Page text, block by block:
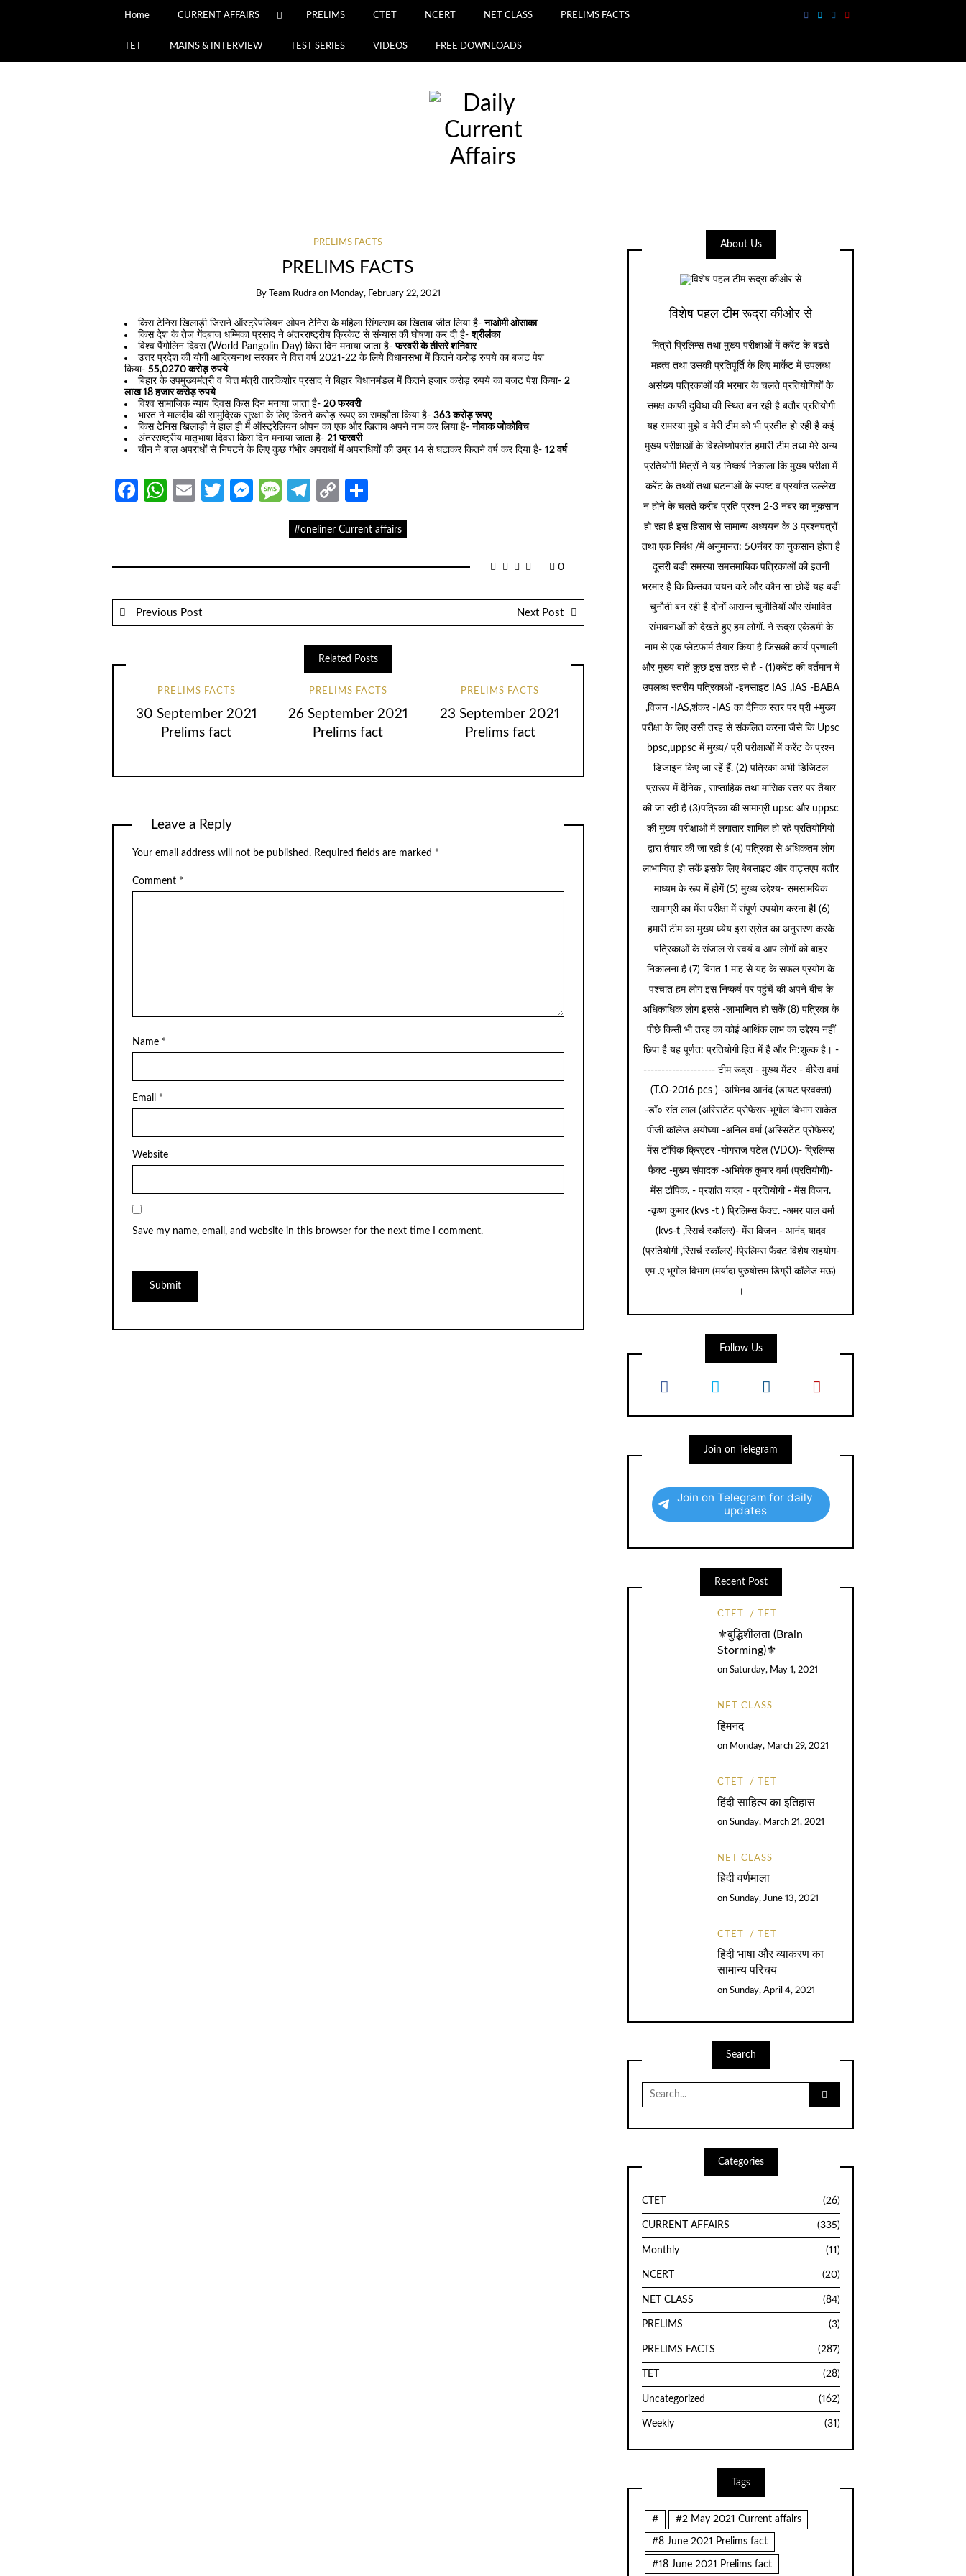
Home CURRENT AFFAIRS PRELIMS CTET NCERT NET CLASS PRELIMS FACTS
TET MAINS & INTERVIEW TEST SERIES VIDEOS FREE DOWNLOADS
PRELIMS FACTS
PRELIMS FACTS
By Team Rudra on Monday, February 22, 2021
किस टेनिस खिलाड़ी जिसने ऑस्ट्रेपलियन ओपन टेनिस के महिला सिंगल्सम का खिताब जीत लिया है-नाओमी ओसाका
किस देश के तेज गेंदबाज धम्मिका प्रसाद ने अंतरराष्ट्रीय क्रिकेट से संन्यास की घोषणा कर दी है-श्रीलंका
विश्व पैंगोलिन दिवस (World Pangolin Day) किस दिन मनाया जाता है-फरवरी के तीसरे शनिवार
उत्तर प्रदेश की योगी आदित्यनाथ सरकार ने वित्त वर्ष 2021-22 के लिये विधानसभा में कितने करोड़ रुपये का बजट पेश
किया-55,0270 करोड़ रुपये
बिहार के उपमुख्यमंत्री व वित्त मंत्री तारकिशोर प्रसाद ने बिहार विधानमंडल में कितने हजार करोड़ रुपये का बजट पेश किया-2
लाख 18 हजार करोड़ रुपये
विश्व सामाजिक न्याय दिवस किस दिन मनाया जाता है-20 फरवरी
भारत ने मालदीव की सामुद्रिक सुरक्षा के लिए कितने करोड़ रूपए का समझौता किया है-363 करोड़ रूपए
किस टेनिस खिलाड़ी ने हाल ही में ऑस्ट्रेलियन ओपन का एक और खिताब अपने नाम कर लिया है-नोवाक जोकोविच
अंतरराष्ट्रीय मातृभाषा दिवस किस दिन मनाया जाता है-21 फरवरी
चीन ने बाल अपराधों से निपटने के लिए कुछ गंभीर अपराधों में अपराधियों की उम्र 14 से घटाकर कितने वर्ष कर दिया है-12 वर्ष
Facebook
WhatsApp
EmailTwitter
Messenger
Message
Telegram
Copy
#oneliner Current affairs
0
Previous Post Next Post
Related Posts
PRELIMS FACTS
30 September 2021
Prelims fact
PRELIMS FACTS
26 September 2021
Prelims fact
PRELIMS FACTS
23 September 2021
Prelims fact
Leave a Reply
Your email address will not be published. Required fields are marked *
Comment *
Name *
Email *
Website
Save my name, email, and website in this browser for the next time I comment.
About Us
विशेष पहल टीम रूद्रा कीओर से
मित्रों प्रिलिम्स तथा मुख्य परीक्षाओं में करेंट के बढते
महत्व तथा उसकी प्रतिपूर्ति के लिए मार्केट में उपलब्ध
असंख्य पत्रिकाओं की भरमार के चलते प्रतियोगियों के
समक्ष काफी दुविधा की स्थित बन रही है बतौर प्रतियोगी
यह समस्या मुझे व मेरी टीम को भी प्रतीत हो रही है कई
मुख्य परीक्षाओं के विश्लेष्णोपरांत हमारी टीम तथा मेरे अन्य
प्रतियोगी मित्रों ने यह निष्कर्ष निकाला कि मुख्य परीक्षा में
करेंट के तथ्यों तथा घटनाओं के स्पष्ट व प्रर्याप्त उल्लेख
न होने के चलते करीब प्रति प्रश्न 2-3 नंबर का नुकसान
हो रहा है इस हिसाब से सामान्य अध्ययन के 3 प्रश्नपत्रों
तथा एक निबंध /में अनुमानत: 50नंबर का नुकसान होता है
दूसरी बडी समस्या समसमायिक पत्रिकाओं की इतनी
भरमार है कि किसका चयन करे और कौन सा छोडें यह बडी
चुनौती बन रही है दोनों आसन्न चुनौतियों और संभावित
संभावनाओं को देखते हुए हम लोगों. ने रूद्रा एकेडमी के
नाम से एक प्लेटफार्म तैयार किया है जिसकी कार्य प्रणाली
और मुख्य बातें कुछ इस तरह से है - (1)करेंट की वर्तमान में
उपलब्ध स्तरीय पत्रिकाओं -इनसाइट IAS ,IAS -BABA
,विजन -IAS,शंकर -IAS का दैनिक स्तर पर प्री +मुख्य
परीक्षा के लिए उसी तरह से संकलित करना जैसे कि Upsc
bpsc,uppsc में मुख्य/ प्री परीक्षाओं में करेंट के प्रश्न
डिजाइन किए जा रहें हैं. (2) पत्रिका अभी डिजिटल
प्रारूप में दैनिक , साप्ताहिक तथा मासिक स्तर पर तैयार
की जा रही है (3)पत्रिका की सामाग्री upsc और uppsc
की मुख्य परीक्षाओं में लगातार शामिल हो रहे प्रतियोगियों
द्वारा तैयार की जा रही है (4) पत्रिका से अधिकतम लोग
लाभान्वित हो सकें इसके लिए बेबसाइट और वाट्सएप बतौर
माध्यम के रूप में होगें (5) मुख्य उद्देश्य- समसामयिक
सामाग्री का मेंस परीक्षा में संपूर्ण उपयोग करना हैl (6)
हमारी टीम का मुख्य ध्येय इस स्रोत का अनुसरण करके
पत्रिकाओं के संजाल से स्वयं व आप लोगों को बाहर
निकालना है (7) विगत 1 माह से यह के सफल प्रयोग के
पश्चात हम लोग इस निष्कर्ष पर पहुंचें की अपने बीच के
अधिकाधिक लोग इससे -लाभान्वित हो सकें (8) पत्रिका के
पीछे किसी भी तरह का कोई आर्थिक लाभ का उद्देश्य नहीं
छिपा है यह पूर्णत: प्रतियोगी हित में है और नि:शुल्क है। -
-------------------- टीम रूद्रा - मुख्य मेंटर - वीरेेस वर्मा
(T.O-2016 pcs ) -अभिनव आनंद (डायट प्रवक्ता)
-डॉ० संत लाल (अस्सिटेंट प्रोफेसर-भूगोल विभाग साकेत
पीजी कॉलेज अयोघ्या -अनिल वर्मा (अस्सिटेंट प्रोफेसर)
मेंस टॉपिक क्रिएटर -योगराज पटेल (VDO)- प्रिलिम्स
फैक्ट -मुख्य संपादक -अभिषेक कुमार वर्मा (प्रतियोगी)-
मेंस टॉपिक. - प्रशांत यादव - प्रतियोगी - मेंस विजन.
-कृष्ण कुमार (kvs -t ) प्रिलिम्स फैक्ट. -अमर पाल वर्मा
(kvs-t ,रिसर्च स्कॉलर)- मेंस विजन - आनंद यादव
(प्रतियोगी ,रिसर्च स्कॉलर)-प्रिलिम्स फैक्ट विशेष सहयोग-
एम .ए भूगोल विभाग (मर्यादा पुरुषोत्तम डिग्री कॉलेज मऊ)
।
Follow Us
Join on Telegram
Join on Telegram for daily
updates
Recent Post
CTET TET
⚜️बुद्धिशीलता (Brain
Storming)⚜️
on Saturday, May 1, 2021
NET CLASS
हिमनद
on Monday, March 29, 2021
CTET TET
हिंदी साहित्य का इतिहास
on Sunday, March 21, 2021
NET CLASS
हिदी वर्णमाला
on Sunday, June 13, 2021
CTET TET
हिंदी भाषा और व्याकरण का
सामान्य परिचय
on Sunday, April 4, 2021
Search
Search
for:
Categories
CTET (26)
CURRENT AFFAIRS (335)
Monthly (11)
NCERT (20)
NET CLASS (84)
PRELIMS (3)
PRELIMS FACTS (287)
TET (28)
Uncategorized (162)
Weekly (31)
Tags
# #2 May 2021 Current affairs
#8 June 2021 Prelims fact
#18 June 2021 Prelims fact